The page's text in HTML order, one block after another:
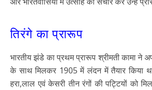
तिरंगे का प्रारूप
भारतीय झंडे का प्रथम प्रारूप श्रीमती कामा ने
के साथ मिलकर 1905 में लंदन में तैयार किया
हरा,लाल एवं केसरी तीन रंगों की पट्टियों को